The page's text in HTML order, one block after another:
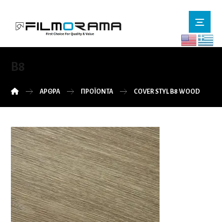
B8
ΆΡΘΡΑ ΠΡΟΪΌΝΤΑ COVER STYL B8 WOOD